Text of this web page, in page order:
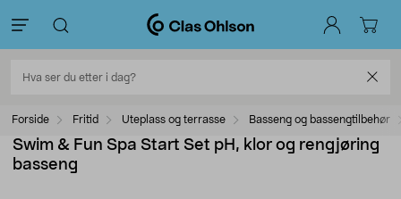
Forside Fritid Uteplass og terrasse Basseng og bassengtilbehør
Swim & Fun Spa Start Set pH, klor og rengjøring
basseng